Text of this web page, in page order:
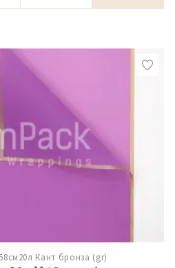
Кант бронза (gr)